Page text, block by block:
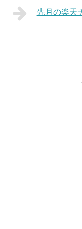
先月の楽天